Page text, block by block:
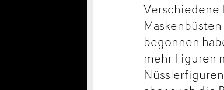
Verschiedene
begonnen
mehr Figuren